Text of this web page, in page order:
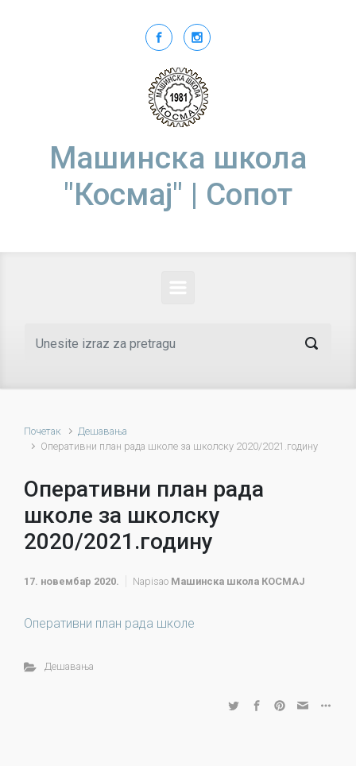
Машинска школа
"Космај" | Сопот
Почетак
Дешавања
Оперативни план рада школе за школску 2020/2021.годину
Оперативни план рада
школе за школску
2020/2021.годину
17. новембар 2020. Napisao Машинска школа КОСМАЈ
Оперативни план рада школе
Дешавања